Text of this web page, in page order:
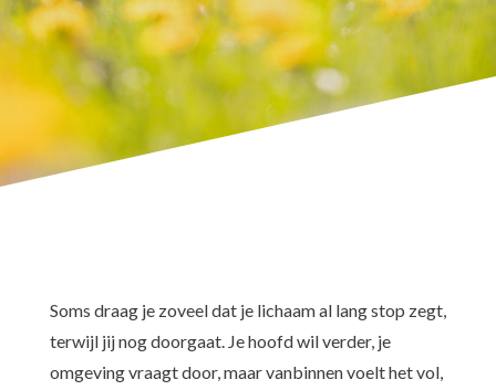
Soms draag je zoveel dat je lichaam al lang stop zegt,
terwijl jij nog doorgaat. Je hoofd wil verder, je
omgeving vraagt door, maar vanbinnen voelt het vol,